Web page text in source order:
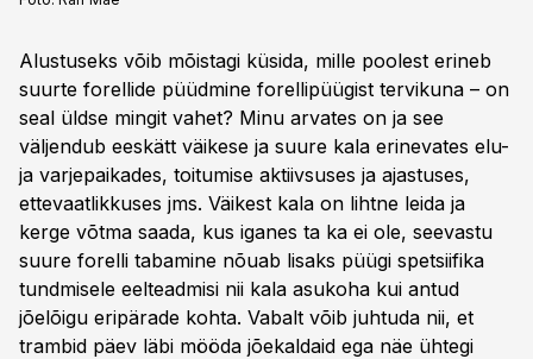
Alustuseks võib mõistagi küsida, mille poolest erineb
suurte forellide püüdmine forellipüügist tervikuna – on
seal üldse mingit vahet? Minu arvates on ja see
väljendub eeskätt väikese ja suure kala erinevates elu-
ja varjepaikades, toitumise aktiivsuses ja ajastuses,
ettevaatlikkuses jms. Väikest kala on lihtne leida ja
kerge võtma saada, kus iganes ta ka ei ole, seevastu
suure forelli tabamine nõuab lisaks püügi spetsiifika
tundmisele eelteadmisi nii kala asukoha kui antud
jõelõigu eripärade kohta. Vabalt võib juhtuda nii, et
trambid päev läbi mööda jõekaldaid ega näe ühtegi